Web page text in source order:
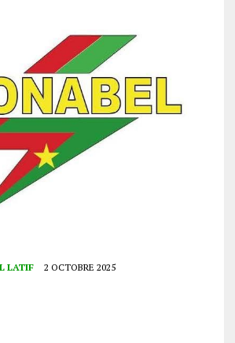
LATIF 2 OCTOBRE 2025